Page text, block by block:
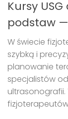
Kursy
podstaw
W świecie
szybką i
planowanie
specjalistów
ultrasonografii.